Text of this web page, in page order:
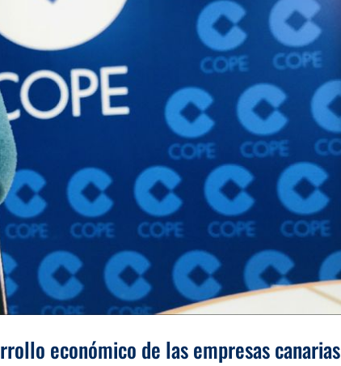
económico de las empresas canarias